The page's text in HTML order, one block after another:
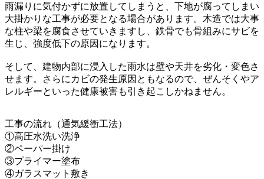
雨漏りに気付かずに放置してしまうと、下地が腐ってしまい
大掛かりな工事が必要となる場合があります。木造では大事
な柱や梁を腐食させていきますし、鉄骨でも骨組みにサビを
生じ、強度低下の原因になります。
そして、建物内部に浸入した雨水は壁や天井を劣化・変色さ
せます。さらにカビの発生原因ともなるので、ぜんそくやア
レルギーといった健康被害も引き起こしかねません。
工事の流れ（通気緩衝工法）
①高圧水洗い洗浄
②ペーパー掛け
③プライマー塗布
④ガラスマット敷き